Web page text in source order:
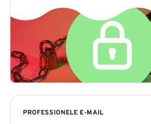
PROFESSIONELE E-MAIL